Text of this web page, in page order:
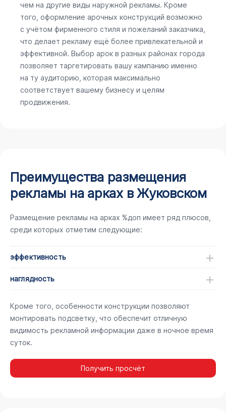
чем на другие виды наружной рекламы. Кроме
того, оформление арочных конструкций возможно
с учётом фирменного стиля и пожеланий заказчика,
что делает рекламу ещё более привлекательной и
эффективной. Выбор арок в разных районах города
позволяет таргетировать вашу кампанию именно
на ту аудиторию, которая максимально
соответствует вашему бизнесу и целям
продвижения.
Преимущества размещения
рекламы на арках в Жуковском
Размещение рекламы на арках %доп имеет ряд плюсов,
среди которых отметим следующие:
эффективность
наглядность
Кроме того, особенности конструкции позволяют
монтировать подсветку, что обеспечит отличную
видимость рекламной информации даже в ночное время
суток.
Получить просчёт